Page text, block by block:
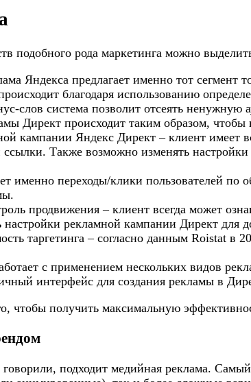
подобного рода маркетинга можно
Яндекса предлагает именно тот сегмент
благодаря использованию
слов система позволит отсеять ненужную
Директ происходит таким образом,
кампании Яндекс Директ – клиент имеет
Также возможно изменять
именно переходы/клики пользователей по
продвижения – клиент всегда может
настройки рекламной кампании Директ для
таргетинга – согласно данным Roistat в
с применением нескольких видов
интерфейс для создания рекламы в
получить максимальную
подходит медийная реклама.